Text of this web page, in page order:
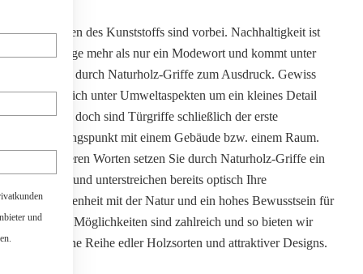
Die Zeiten des Kunststoffs sind vorbei. Nachhaltigkeit ist
heutzutage mehr als nur ein Modewort und kommt unter
anderem durch Naturholz-Griffe zum Ausdruck. Gewiss
mag es sich unter Umweltaspekten um ein kleines Detail
handeln, doch sind Türgriffe schließlich der erste
Berührungspunkt mit einem Gebäude bzw. einem Raum.
Mit anderen Worten setzen Sie durch Naturholz-Griffe ein
Zeichen und unterstreichen bereits optisch Ihre
Verbundenheit mit der Natur und ein hohes Bewusstsein für
Stil. Die Möglichkeiten sind zahlreich und so bieten wir
Ihnen eine Reihe edler Holzsorten und attraktiver Designs.
und